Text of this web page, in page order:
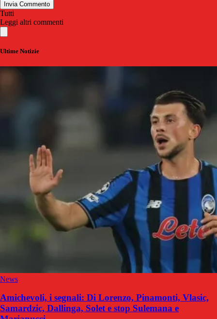
Invia Commento
Tutti
Leggi altri commenti
Ultime Notizie
News
Amichevoli, i segnali: Di Lorenzo, Pinamonti, Vlasic,
Samardzic, Dallinga, Solet e stop Sulemana e